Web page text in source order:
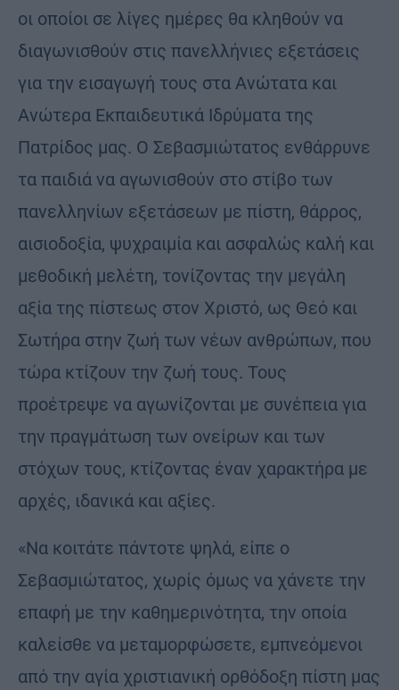
οι οποίοι σε λίγες ημέρες θα κληθούν να
διαγωνισθούν στις πανελλήνιες εξετάσεις
για την εισαγωγή τους στα Ανώτατα και
Ανώτερα Εκπαιδευτικά Ιδρύματα της
Πατρίδος μας. Ο Σεβασμιώτατος ενθάρρυνε
τα παιδιά να αγωνισθούν στο στίβο των
πανελληνίων εξετάσεων με πίστη, θάρρος,
αισιοδοξία, ψυχραιμία και ασφαλώς καλή και
μεθοδική μελέτη, τονίζοντας την μεγάλη
αξία της πίστεως στον Χριστό, ως Θεό και
Σωτήρα στην ζωή των νέων ανθρώπων, που
τώρα κτίζουν την ζωή τους. Τους
προέτρεψε να αγωνίζονται με συνέπεια για
την πραγμάτωση των ονείρων και των
στόχων τους, κτίζοντας έναν χαρακτήρα με
αρχές, ιδανικά και αξίες.
«Να κοιτάτε πάντοτε ψηλά, είπε ο
Σεβασμιώτατος, χωρίς όμως να χάνετε την
επαφή με την καθημερινότητα, την οποία
καλείσθε να μεταμορφώσετε, εμπνεόμενοι
από την αγία χριστιανική ορθόδοξη πίστη μας